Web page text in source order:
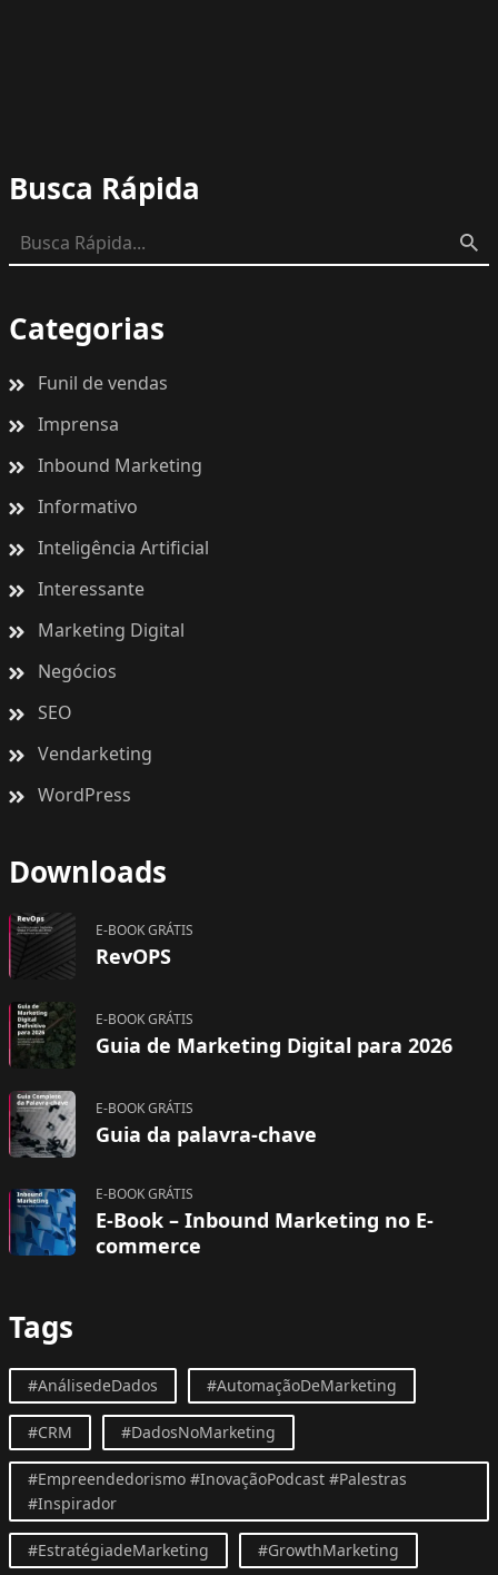
Busca Rápida
Categorias
Funil de vendas
Imprensa
Inbound Marketing
Informativo
Inteligência Artificial
Interessante
Marketing Digital
Negócios
SEO
Vendarketing
WordPress
Downloads
E-BOOK GRÁTIS
RevOPS
E-BOOK GRÁTIS
Guia de Marketing Digital para 2026
E-BOOK GRÁTIS
Guia da palavra-chave
E-BOOK GRÁTIS
E-Book – Inbound Marketing no E-
commerce
Tags
#AnálisedeDados #AutomaçãoDeMarketing
#CRM #DadosNoMarketing
#Empreendedorismo #InovaçãoPodcast #Palestras
#Inspirador
#EstratégiadeMarketing #GrowthMarketing